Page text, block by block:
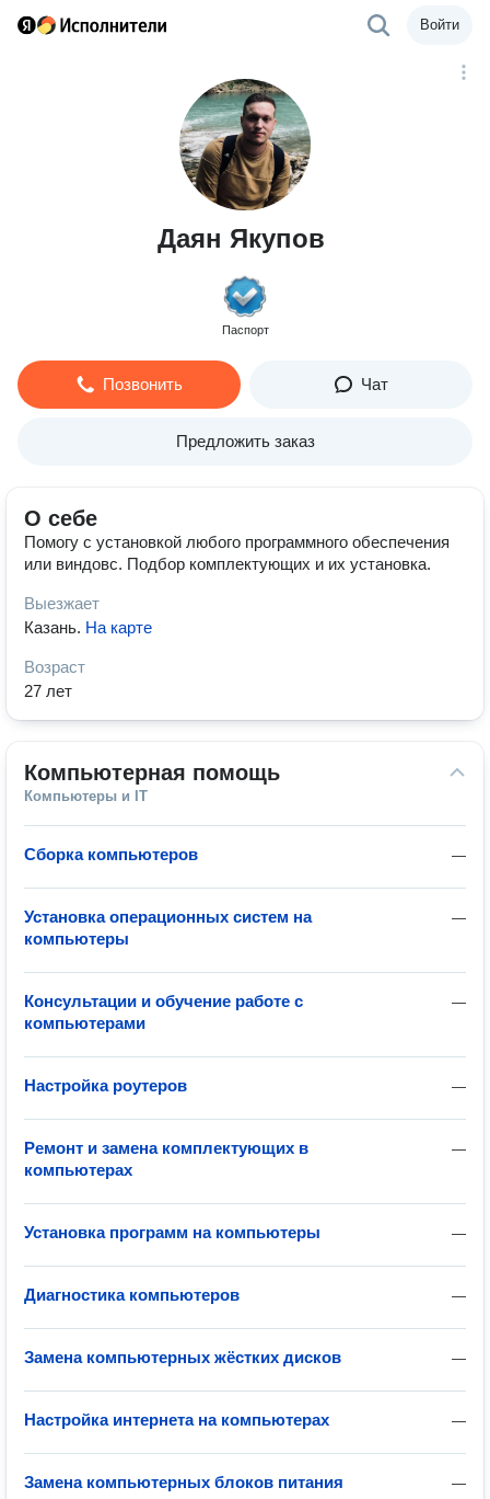
Войти
Даян Якупов
Паспорт
Позвонить Чат
Предложить заказ
О себе
Помогу с установкой любого программного обеспечения
или виндовс. Подбор комплектующих и их установка.
Выезжает
Казань. На карте
Возраст
27 лет
Компьютерная помощь
Компьютеры и IT
—
Сборка компьютеров
—
Установка операционных систем на
компьютеры
—
Консультации и обучение работе с
компьютерами
—
Настройка роутеров
—
Ремонт и замена комплектующих в
компьютерах
—
Установка программ на компьютеры
—
Диагностика компьютеров
—
Замена компьютерных жёстких дисков
—
Настройка интернета на компьютерах
—
Замена компьютерных блоков питания